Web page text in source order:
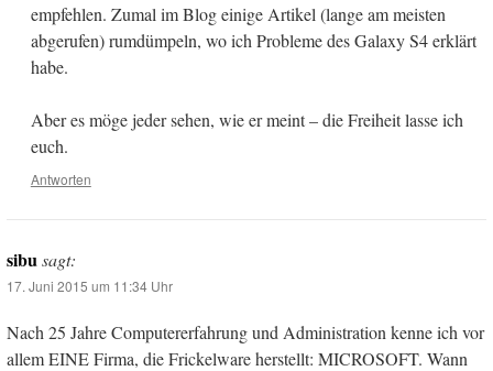
empfehlen. Zumal im Blog einige Artikel (lange am meisten
abgerufen) rumdümpeln, wo ich Probleme des Galaxy S4 erklärt
habe.
Aber es möge jeder sehen, wie er meint – die Freiheit lasse ich
euch.
Antworten
sibu sagt:
17. Juni 2015 um 11:34 Uhr
Nach 25 Jahre Computererfahrung und Administration kenne ich vor
allem EINE Firma, die Frickelware herstellt: MICROSOFT. Wann